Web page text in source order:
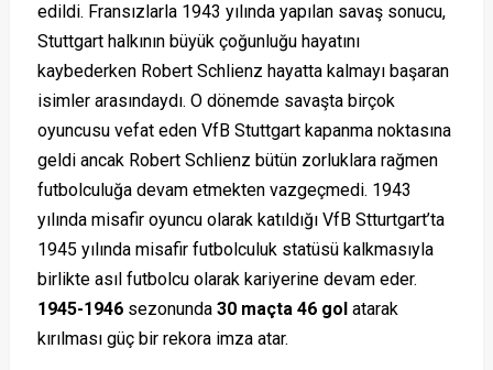
edildi. Fransızlarla 1943 yılında yapılan savaş sonucu,
Stuttgart halkının büyük çoğunluğu hayatını
kaybederken Robert Schlienz hayatta kalmayı başaran
isimler arasındaydı. O dönemde savaşta birçok
oyuncusu vefat eden VfB Stuttgart kapanma noktasına
geldi ancak Robert Schlienz bütün zorluklara rağmen
futbolculuğa devam etmekten vazgeçmedi. 1943
yılında misafir oyuncu olarak katıldığı VfB Stturtgart’ta
1945 yılında misafir futbolculuk statüsü kalkmasıyla
birlikte asıl futbolcu olarak kariyerine devam eder.
1945-1946sezonunda 30 maçta 46 gol atarak
kırılması güç bir rekora imza atar.